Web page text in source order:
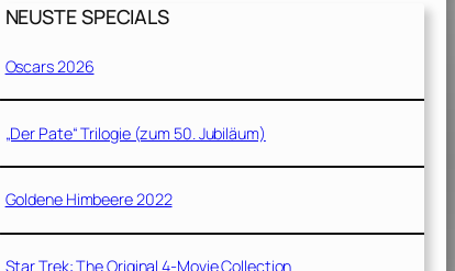
NEUSTE SPECIALS
Oscars 2026
„Der Pate“ Trilogie (zum 50. Jubiläum)
Goldene Himbeere 2022
Star Trek: The Original 4-Movie Collection